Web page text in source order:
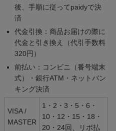
後、手順に従ってpaidyで決
済
代金引換：商品お届けの際に
代金と引き換え（代引手数料
320円）
前払い：コンビニ（番号端末
式）・銀行ATM・ネットバン
キング決済
VISA /
MASTER
1・2・3・5・6・
10・12・15・18・
20・24回、リボ払